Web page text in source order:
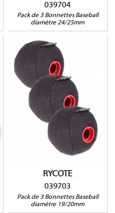
039704
Pack de 3 Bonnettes Baseball
diamètre 24/25mm
RYCOTE
039703
Pack de 3 Bonnettes Baseball
diamètre 19/20mm
039703
Compatible avec : DPA
4018, Schoeps CMC Series,
Sennheiser MKH 8040, MKH